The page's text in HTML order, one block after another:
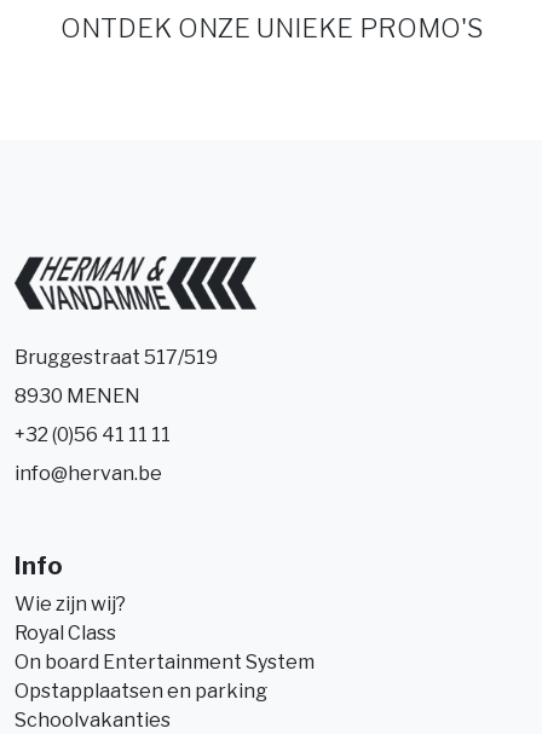
ONTDEK ONZE UNIEKE PROMO'S
Bruggestraat 517/519
8930 MENEN
+32 (0)56 41 11 11
info@hervan.be
Info
Wie zijn wij?
Royal Class
On board Entertainment System
Opstapplaatsen en parking
Schoolvakanties